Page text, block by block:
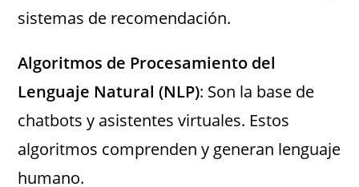
sistemas de recomendación.
Algoritmos de Procesamiento del
Lenguaje Natural (NLP): Son la base de
chatbots y asistentes virtuales. Estos
algoritmos comprenden y generan lenguaje
humano.